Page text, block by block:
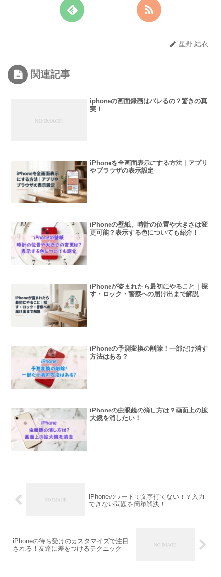
星野 結衣
関連記事
iphoneの画面録画はバレるの？驚きの真
実！
iPhoneを全画面表示にする方法｜アプリ
やブラウザの表示設定
iPhoneの壁紙、時計の位置や大きさは変
更可能？表示する色についても紹介！
iPhoneが盗まれたら最初にやること｜探
す・ロック・警察への届け出まで解説
iPhoneの予測変換の削除！一部だけ消す
方法はある？
iPhoneの虫眼鏡の消し方は？画面上の拡
大鏡を消したい！
iPhoneのワードで文字打てない！？入力
できない問題を簡単解決！
iPhoneの待ち受けのカスタマイズで注目
される！友達に差をつけるテクニック